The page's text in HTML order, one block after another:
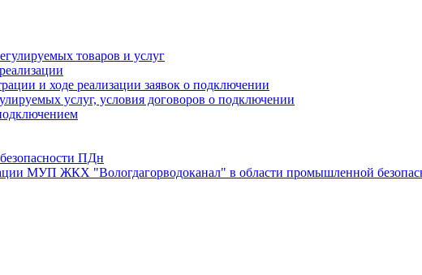
товаров и услуг
и ходе реализации заявок о подключении
услуг, условия договоров о подключении
ПДн
МУП ЖКХ "Вологдагорводоканал" в области промышленной